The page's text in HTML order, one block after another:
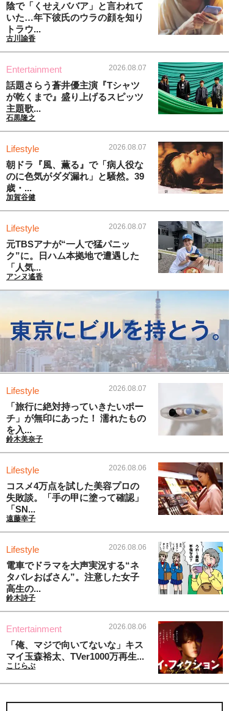
陰で「くせえババア」と言われて
いた…年下彼氏のウラの顔を知り
トラウ...
古川諭香
Entertainment 2026.08.07
話題さらう蒼井優主演『Tシャツ
が乾くまで』盛り上げるスピッツ
主題歌...
石黒隆之
Lifestyle 2026.08.07
朝ドラ『風、薫る』で「病人役な
のに色気がダダ漏れ」と騒然。39
歳・...
加賀谷健
Lifestyle 2026.08.07
元TBSアナが“一人で猛パニッ
ク”に。日ハム本拠地で遭遇した
「人気...
アンヌ遙香
Lifestyle 2026.08.07
「旅行に絶対持っていきたいポー
チ」が無印にあった！ 濡れたもの
を入...
鈴木美奈子
Lifestyle 2026.08.06
コスメ4万点を試した美容プロの
失敗談。「手の甲に塗って確認」
「SN...
遠藤幸子
Lifestyle 2026.08.06
電車でドラマを大声実況する“ネ
タバレおばさん”。注意した女子
高生の...
鈴木詩子
Entertainment 2026.08.06
「俺、マジで向いてないな」キス
マイ玉森裕太、TVer1000万再生...
こじらぶ